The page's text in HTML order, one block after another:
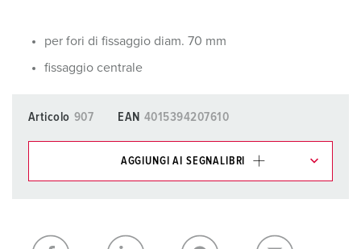
per fori di fissaggio diam. 70 mm
fissaggio centrale
Articolo 907 EAN 4015394207610
AGGIUNGI AI SEGNALIBRI